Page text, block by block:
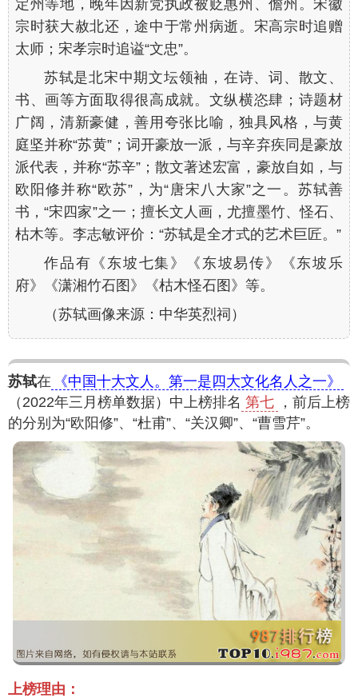
定州等地，晚年因新党执政被贬惠州、儋州。宋徽
宗时获大赦北还，途中于常州病逝。宋高宗时追赠
太师；宋孝宗时追谥“文忠”。
苏轼是北宋中期文坛领袖，在诗、词、散文、
书、画等方面取得很高成就。文纵横恣肆；诗题材
广阔，清新豪健，善用夸张比喻，独具风格，与黄
庭坚并称“苏黄”；词开豪放一派，与辛弃疾同是豪放
派代表，并称“苏辛”；散文著述宏富，豪放自如，与
欧阳修并称“欧苏”，为“唐宋八大家”之一。苏轼善
书，“宋四家”之一；擅长文人画，尤擅墨竹、怪石、
枯木等。李志敏评价：“苏轼是全才式的艺术巨匠。”
作品有《东坡七集》《东坡易传》《东坡乐
府》《潇湘竹石图》《枯木怪石图》等。
（苏轼画像来源：中华英烈祠）
苏轼在
《中国十大文人。第一是四大文化名人之一》
（2022年三月榜单数据）中上榜排名 第七
，前后上榜
的分别为“欧阳修”、“杜甫”、“关汉卿”、“曹雪芹”。
上榜理由：